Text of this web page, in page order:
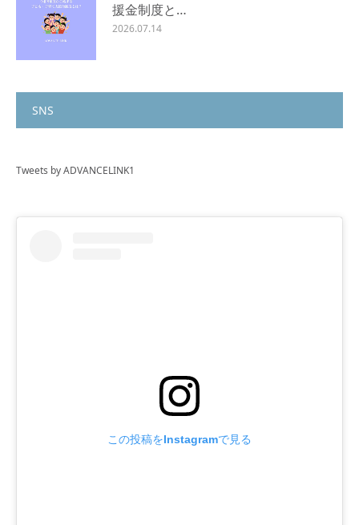
援金制度と…
2026.07.14
SNS
Tweets by ADVANCELINK1
この投稿をInstagramで見る